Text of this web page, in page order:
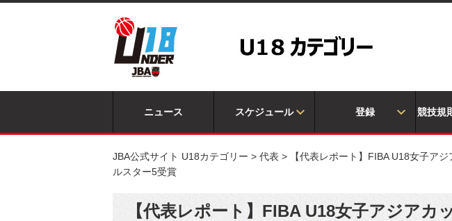
ニュース スケジュール 登録 競技規
JBA公式サイト U18カテゴリー > 代表 >
【代表レポート】FIBA U18女子ア
ルスター5受賞
【代表レポート】FIBA U18女子アジア